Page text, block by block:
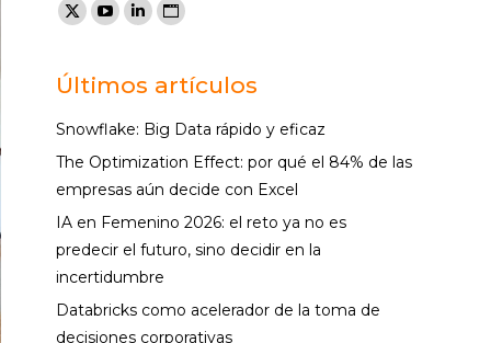
Encuéntranos en:
X
opens
new
window
YouTube
opens
new
window
Linkedin
opens
new
window
Sitio
page
in
new
window
Últimos artículos
Snowflake: Big Data rápido y eficaz
The Optimization Effect: por qué el 84% de las
empresas aún decide con Excel
IA en Femenino 2026: el reto ya no es
predecir el futuro, sino decidir en la
incertidumbre
Databricks como acelerador de la toma de
decisiones corporativas